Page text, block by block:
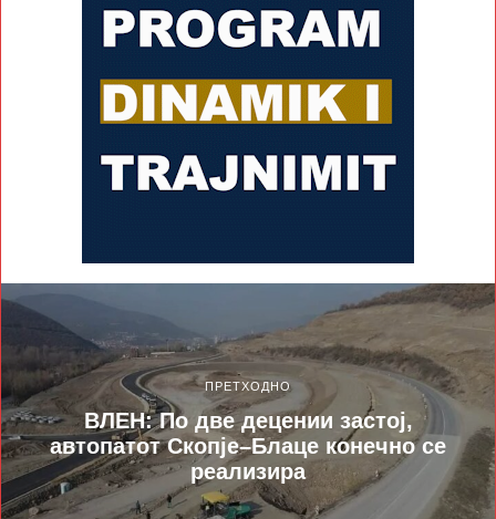
ПРЕТХОДНО
ВЛЕН: По две децении застој,
автопатот Скопје–Блаце конечно се
реализира